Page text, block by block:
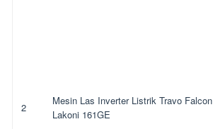
2
Mesin Las Inverter Listrik Travo Falcon
Lakoni 161GE